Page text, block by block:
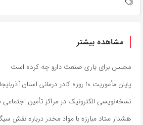
مشاهده بیشتر
مجلس برای یاری صنعت دارو چه کرده است
پایان مأموریت ۱۰ روزه کادر درمانی استان آذربایجان‌شرقی مستقر در کربلا
نسخه‌نویسی الکترونیک در مراکز تأمین اجتماعی مرکزی به
هشدار ستاد مبارزه با مواد مخدر درباره نقش